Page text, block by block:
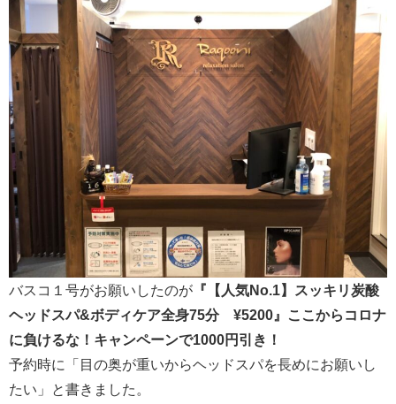
バスコ１号がお願いしたのが 『【人気No.1】スッキリ炭酸
ヘッドスパ&ボディケア全身75分 ¥5200』ここからコロナ
に負けるな！キャンペーンで1000円引き！
予約時に「目の奥が重いからヘッドスパを長めにお願いし
たい」と書きました。